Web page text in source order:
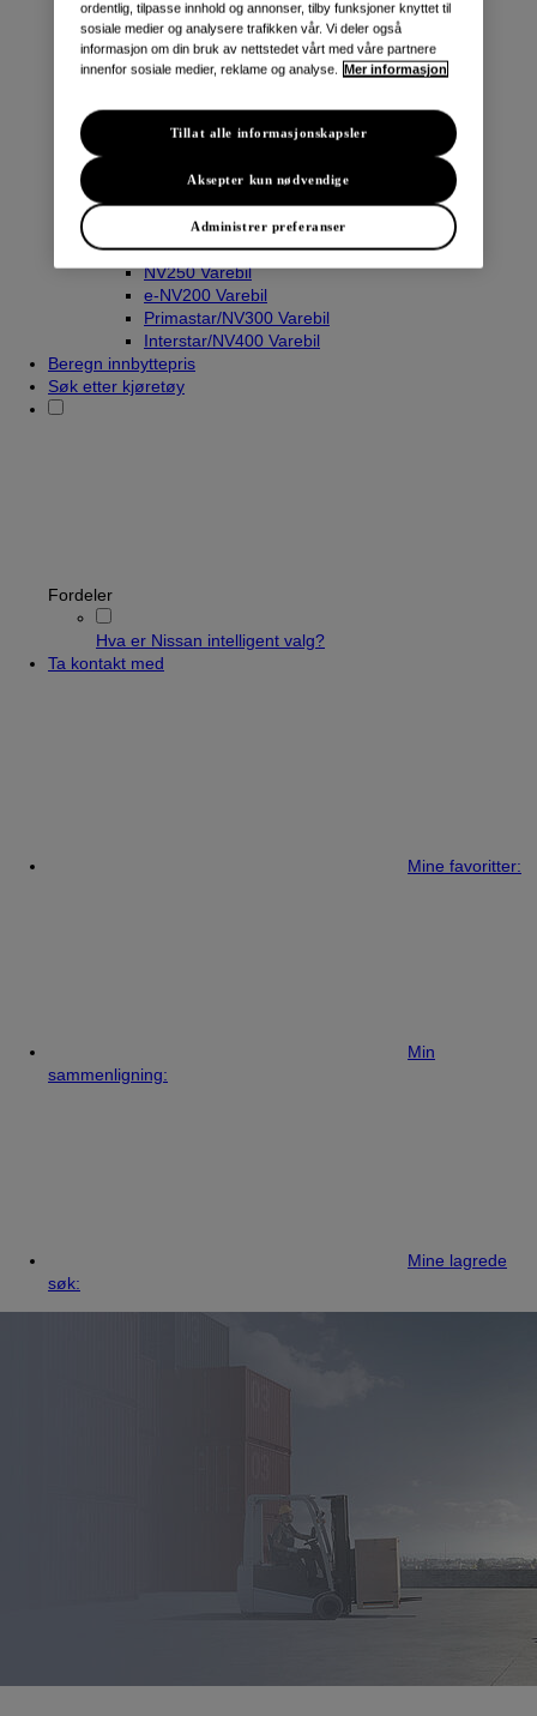
Navara
Townstar Varebil
Townstar El-Varebil
NV250 Varebil
e-NV200 Varebil
Primastar/NV300 Varebil
Interstar/NV400 Varebil
Beregn innbyttepris
Søk etter kjøretøy
Fordeler
Hva er Nissan intelligent valg?
Ta kontakt med
Mine favoritter:
Min
sammenligning:
Mine lagrede
søk:
ordentlig, tilpasse innhold og annonser, tilby funksjoner knyttet til
sosiale medier og analysere trafikken vår. Vi deler også
informasjon om din bruk av nettstedet vårt med våre partnere
innenfor sosiale medier, reklame og analyse. Mer informasjon
Administrer preferanser
Aksepter kun nødvendige
Tillat alle informasjonskapsler